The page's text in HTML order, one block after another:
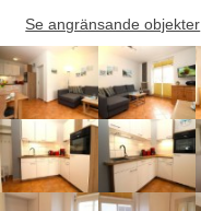
Se angränsande objekter